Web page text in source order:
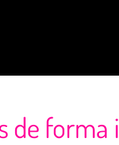
de